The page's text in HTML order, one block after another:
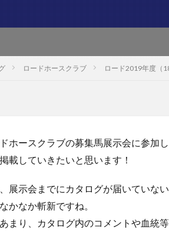
ロードホースクラブ ロード2019年度（
ホースクラブの募集馬展示会に参加
載していきたいと思います！
展示会までにカタログが届いていな
かなか斬新ですね。
まり、カタログ内のコメントや血統